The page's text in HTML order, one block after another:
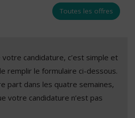
Toutes les offres
candidature, c’est simple et
remplir le formulaire ci-dessous.
part dans les quatre semaines,
votre candidature n’est pas